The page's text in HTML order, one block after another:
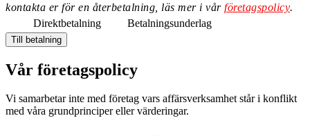
kontakta er för en återbetalning, läs mer i vår företagspolicy.
Direktbetalning
Betalningsunderlag
Vår företagspolicy
Vi samarbetar inte med företag vars affärsverksamhet står i konflikt
med våra grundprinciper eller värderingar.